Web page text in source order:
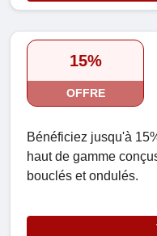
15%
OFFRE
Bénéficiez jusqu'à
haut de gamme
bouclés et ondulés.